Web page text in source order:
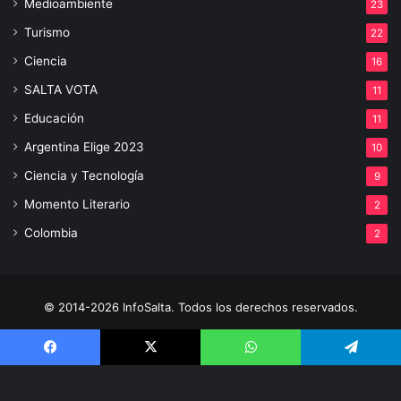
Medioambiente 23
Turismo 22
Ciencia 16
SALTA VOTA 11
Educación 11
Argentina Elige 2023 10
Ciencia y Tecnología 9
Momento Literario 2
Colombia 2
© 2014-2026 InfoSalta. Todos los derechos reservados.
3872288394 E-mail: infosaltaredaccion@gmail.com
Facebook X WhatsApp Telegram